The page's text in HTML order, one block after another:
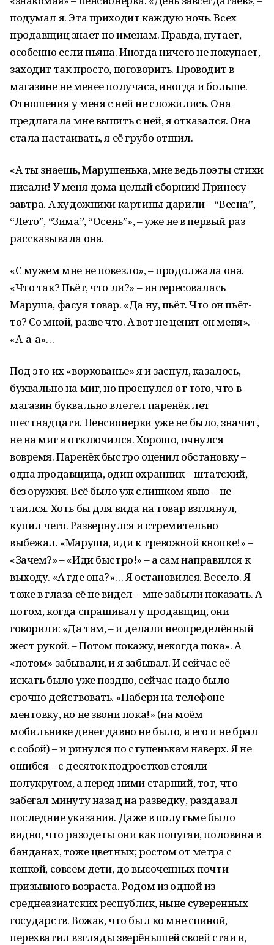
подумал я. Эта приходит каждую ночь. Всех
продавщиц знает по именам. Правда, путает,
особенно если пьяна. Иногда ничего не покупает,
заходит так просто, поговорить. Проводит в
магазине не менее получаса, иногда и больше.
Отношения у меня с ней не сложились. Она
предлагала мне выпить с ней, я отказался. Она
стала настаивать, я её грубо отшил.
«А ты знаешь, Марушенька, мне ведь поэты стихи
писали! У меня дома целый сборник! Принесу
завтра. А художники картины дарили – “Весна”,
“Лето”, “Зима”, “Осень”», – уже не в первый раз
рассказывала она.
«С мужем мне не повезло», – продолжала она.
«Что так? Пьёт, что ли?» – интересовалась
Маруша, фасуя товар. «Да ну, пьёт. Что он пьёт-
то? Со мной, разве что. А вот не ценит он меня». –
«А-а-а»…
Под это их «воркованье» я и заснул, казалось,
буквально на миг, но проснулся от того, что в
магазин буквально влетел паренёк лет
шестнадцати. Пенсионерки уже не было, значит,
не на миг я отключился. Хорошо, очнулся
вовремя. Паренёк быстро оценил обстановку –
одна продавщица, один охранник – штатский,
без оружия. Всё было уж слишком явно – не
таился. Хоть бы для вида на товар взглянул,
купил чего. Развернулся и стремительно
выбежал. «Маруша, иди к тревожной кнопке!» –
«Зачем?» – «Иди быстро!» – а сам направился к
выходу. «А где она?»… Я остановился. Весело. Я
тоже в глаза её не видел – мне забыли показать. А
потом, когда спрашивал у продавщиц, они
говорили: «Да там, – и делали неопределённый
жест рукой. – Потом покажу, некогда пока». А
«потом» забывали, и я забывал. И сейчас её
искать было уже поздно, сейчас надо было
срочно действовать. «Набери на телефоне
ментовку, но не звони пока!» (на моём
мобильнике денег давно не было, я его и не брал
с собой) – и ринулся по ступенькам наверх. Я не
ошибся – с десяток подростков стояли
полукругом, а перед ними старший, тот, что
забегал минуту назад на разведку, раздавал
последние указания. Даже в полутьме было
видно, что разодеты они как попугаи, половина в
банданах, тоже цветных; ростом от метра с
кепкой, совсем дети, до высоченных почти
призывного возраста. Родом из одной из
среднеазиатских республик, ныне суверенных
государств. Вожак, что был ко мне спиной,
перехватил взгляды зверёнышей своей стаи и,